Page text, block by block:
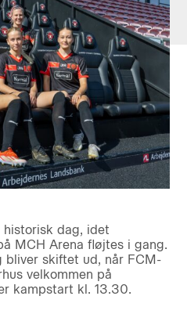
historisk dag, idet
MCH Arena fløjtes i gang.
bliver skiftet ud, når FCM-
velkommen på
kampstart kl. 13.30.